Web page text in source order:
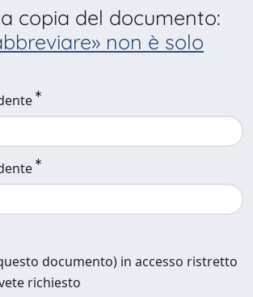
copia del documento:
non è solo
documento) in accesso ristretto
richiesto